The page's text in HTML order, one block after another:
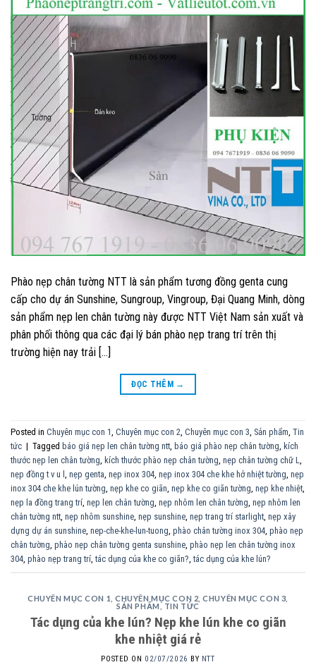
Phào nẹp chân tường NTT là sản phẩm tương đồng genta cung
cấp cho dự án Sunshine, Sungroup, Vingroup, Đại Quang Minh, dòng
sản phẩm nẹp len chân tường này được NTT Việt Nam sản xuất và
phân phối thông qua các đại lý bán phào nẹp trang trí trên thị
trường hiện nay trải […]
ĐỌC THÊM →
Posted in Chuyên mục con 1, Chuyên mục con 2, Chuyên mục con 3, Sản phẩm, Tin
tức | Tagged báo giá nẹp len chân tường ntt, báo giá phào nẹp chân tường, kích
thước nẹp len chân tường, kích thước phào nẹp chân tường, nẹp chân tường chữ L,
nẹp đồng t v u l , nẹp genta, nẹp inox 304, nẹp inox 304 che khe hở nhiệt tường, nẹp
inox 304 che khe lún tường, nẹp khe co giãn, nẹp khe co giãn tường, nẹp khe nhiệt,
nẹp la đồng trang trí, nẹp len chân tường, nẹp nhôm len chân tường, nẹp nhôm len
chân tường ntt, nẹp nhôm sunshine, nẹp sunshine, nẹp trang trí starlight, nẹp xây
dựng dự án sunshine, nep-che-khe-lun-tuong, phào chân tường inox 304, phào nẹp
chân tường, phào nẹp chân tường genta sunshine, phào nẹp len chân tường inox
304, phào nẹp trang trí,tác dụng của khe co giãn?,tác dụng của khe lún?
CHUYÊN MỤC CON 1 ,CHUYÊN MỤC CON 2 ,CHUYÊN MỤC CON 3
SẢN PHẨM , TIN TỨC
Tác dụng của khe lún? Nẹp khe lún khe co giãn
khe nhiệt giá rẻ
POSTED ON 02/07/2026 BY NTT